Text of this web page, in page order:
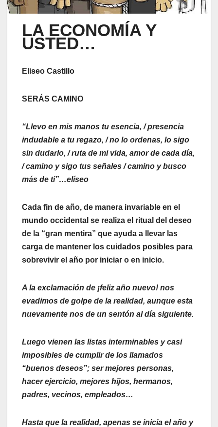
LA ECONOMÍA Y
USTED…
Eliseo Castillo
SERÁS CAMINO
“Llevo en mis manos tu esencia, / presencia
indudable a tu regazo, / no lo ordenas, lo sigo
sin dudarlo, / ruta de mi vida, amor de cada día,
/ camino y sigo tus señales / camino y busco
más de ti”…elíseo
Cada fin de año, de manera invariable en el
mundo occidental se realiza el ritual del deseo
de la “gran mentira” que ayuda a llevar las
carga de mantener los cuidados posibles para
sobrevivir el año por iniciar o en inicio.
A la exclamación de ¡feliz año nuevo! nos
evadimos de golpe de la realidad, aunque esta
nuevamente nos de un sentón al día siguiente.
Luego vienen las listas interminables y casi
imposibles de cumplir de los llamados
“buenos deseos”; ser mejores personas,
hacer ejercicio, mejores hijos, hermanos,
padres, vecinos, empleados…
Hasta que la realidad, apenas se inicia el año y